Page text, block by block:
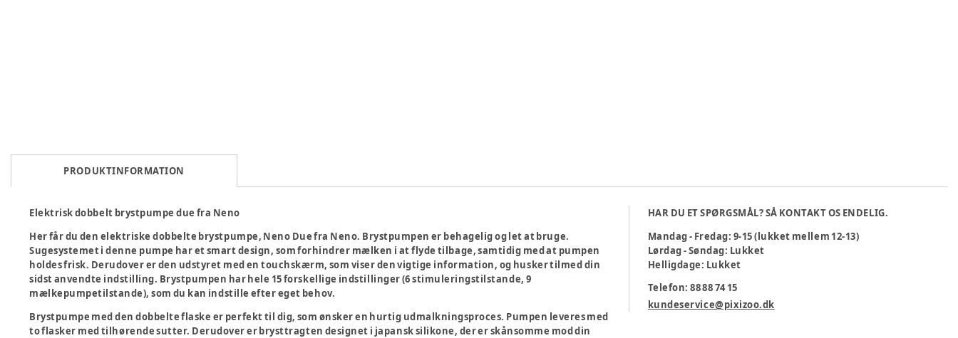
PRODUKTINFORMATION
Elektrisk dobbelt brystpumpe due fra Neno
Her får du den elektriske dobbelte brystpumpe, Neno Due fra Neno. Brystpumpen er behagelig og let at bruge.
Sugesystemet i denne pumpe har et smart design, som forhindrer mælken i at flyde tilbage, samtidig med at pumpen
holdes frisk. Derudover er den udstyret med en touchskærm, som viser den vigtige information, og husker tilmed din
sidst anvendte indstilling. Brystpumpen har hele 15 forskellige indstillinger (6 stimuleringstilstande, 9
mælkepumpetilstande), som du kan indstille efter eget behov.
Brystpumpe med den dobbelte flaske er perfekt til dig, som ønsker en hurtig udmalkningsproces. Pumpen leveres med
to flasker med tilhørende sutter. Derudover er brysttragten designet i japansk silikone, der er skånsomme mod din
HAR DU ET SPØRGSMÅL? SÅ KONTAKT OS ENDELIG.
Mandag - Fredag: 9-15 (lukket mellem 12-13)
Lørdag - Søndag: Lukket
Helligdage: Lukket
Telefon: 88 88 74 15
kundeservice@pixizoo.dk